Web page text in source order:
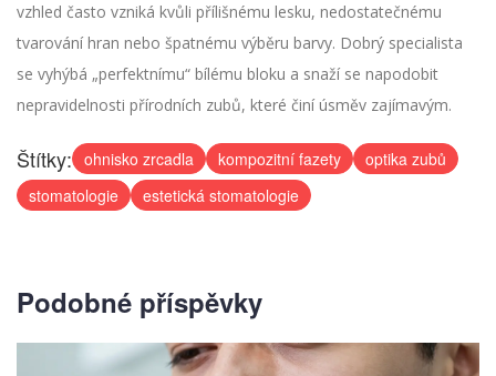
vzhled často vzniká kvůli přílišnému lesku, nedostatečnému
tvarování hran nebo špatnému výběru barvy. Dobrý specialista
se vyhýbá „perfektnímu“ bílému bloku a snaží se napodobit
nepravidelnosti přírodních zubů, které činí úsměv zajímavým.
Štítky: ohnisko zrcadla kompozitní fazety
optika zubů
stomatologie
estetická stomatologie
Podobné příspěvky